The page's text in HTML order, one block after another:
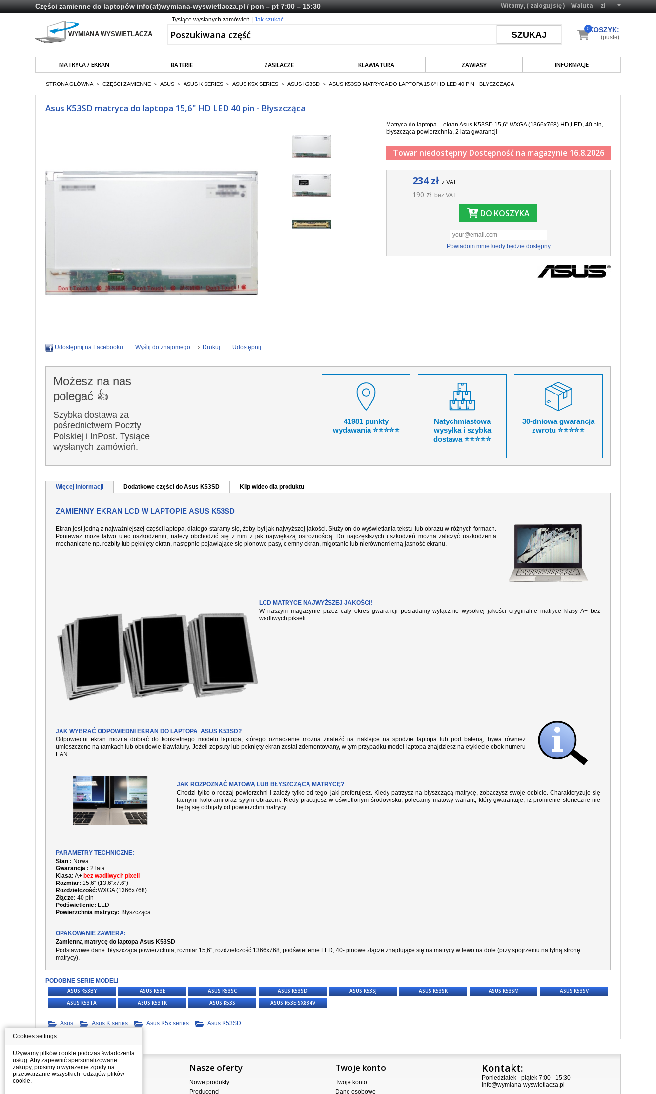
Części zamienne do laptopówinfo(at)wymiana-wyswietlacza.pl/ pon – pt 7:00 – 15:30 Waluta:
Witamy, (zaloguj się)
Tysiące wysłanych zamówień | Jak szukać
MATRYCA / EKRAN BATERIE ZASILACZE KLAWIATURA ZAWIASY INFORMACJE
KOSZYK:
0
(puste)
STRONA GŁÓWNA > CZĘŚCI ZAMIENNE > ASUS > ASUS K SERIES > ASUS K5X SERIES > ASUS K53SD > ASUS K53SD MATRYCA DO LAPTOPA 15,6" HD LED 40 PIN - BŁYSZCZĄCA
Asus K53SD matryca do laptopa 15,6" HD LED 40 pin - Błyszcząca
Matryca do laptopa – ekran Asus K53SD 15,6" WXGA (1366x768) HD,LED, 40 pin,
błyszcząca powierzchnia, 2 lata gwarancji
Towar niedostępny Dostępność na magazynie 16.8.2026
234 zł z VAT
190 zł bez VAT
DO KOSZYKA
Powiadom mnie kiedy będzie dostępny
Udostępnij na Facebooku Wyślij do znajomego Drukuj Udostępnij
Możesz na nas
polegać 👍
Szybka dostawa za
pośrednictwem Poczty
Polskiej i InPost. Tysiące
wysłanych zamówień.
41981 punkty
wydawania ⭐⭐⭐⭐⭐
Natychmiastowa
wysyłka i szybka
dostawa ⭐⭐⭐⭐⭐
30-dniowa gwarancja
zwrotu ⭐⭐⭐⭐⭐
Więcej informacji Dodatkowe części do Asus K53SD Klip wideo dla produktu
ZAMIENNY EKRAN LCD W LAPTOPIE ASUS K53SD
Ekran jest jedną z najważniejszej części laptopa, dlatego staramy się, żeby był jak najwyższej jakości. Służy on do wyświetlania tekstu lub obrazu w różnych formach.
Ponieważ może łatwo ulec uszkodzeniu, należy obchodzić się z nim z jak największą ostrożnością. Do najczęstszych uszkodzeń można zaliczyć uszkodzenia
mechaniczne np. rozbity lub pęknięty ekran, następnie pojawiające się pionowe pasy, ciemny ekran, migotanie lub nierównomierną jasność ekranu.
LCD MATRYCE NAJWYŻSZEJ JAKOŚCI!
W naszym magazynie przez cały okres gwarancji posiadamy wyłącznie wysokiej jakości oryginalne matryce klasy A+ bez
wadliwych pikseli.
JAK WYBRAĆ ODPOWIEDNI EKRAN DO LAPTOPA ASUS K53SD?
Odpowiedni ekran można dobrać do konkretnego modelu laptopa, którego oznaczenie można znaleźć na naklejce na spodzie laptopa lub pod baterią, bywa również
umieszczone na ramkach lub obudowie klawiatury. Jeżeli zepsuty lub pęknięty ekran został zdemontowany, w tym przypadku model laptopa znajdziesz na etykiecie obok numeru
EAN.
JAK ROZPOZNAĆ MATOWĄ LUB BŁYSZCZĄCĄ MATRYCĘ?
Chodzi tylko o rodzaj powierzchni i zależy tylko od tego, jaki preferujesz. Kiedy patrzysz na błyszczącą matrycę, zobaczysz swoje odbicie. Charakteryzuje się
ładnymi kolorami oraz sytym obrazem. Kiedy pracujesz w oświetlonym środowisku, polecamy matowy wariant, który gwarantuje, iż promienie słoneczne nie
będą się odbijały od powierzchni matrycy.
PARAMETRY TECHNICZNE:
Stan : Nowa
Gwarancja : 2 lata
Klasa: A+ bez wadliwych pixeli
Rozmiar: 15,6“ (13,6"x7.6")
Rozdzielczość:WXGA (1366x768)
Złącze: 40 pin
Podświetlenie: LED
Powierzchnia matrycy: Błyszcząca
OPAKOWANIE ZAWIERA:
Zamienną matrycę do laptopa Asus K53SD
Podstawowe dane: błyszcząca powierzchnia, rozmiar 15,6", rozdzielczość 1366x768, podświetlenie LED, 40- pinowe złącze znajdujące się na matrycy w lewo na dole (przy spojrzeniu na tylną stronę
matrycy).
PODOBNE SERIE MODELI
ASUS K53BY
ASUS K53E ASUS K53SC ASUS K53SD ASUS K53SJ ASUS K53SK ASUS K53SM
ASUS K53SV
ASUS K53TA
ASUS K53TK ASUS K53S ASUS K53E-SX884V
Asus Asus K series Asus K5x series Asus K53SD
Informacje Nasze oferty
Nowe produkty
Producenci
Twoje konto
Twoje konto
Dane osobowe
Kontakt:
Poniedziałek - piątek 7:00 - 15:30
info@wymiana-wyswietlacza.pl
Cookies settings
Używamy plików cookie podczas świadczenia
usług. Aby zapewnić spersonalizowane
zakupy, prosimy o wyrażenie zgody na
przetwarzanie wszystkich rodzajów plików
cookie.